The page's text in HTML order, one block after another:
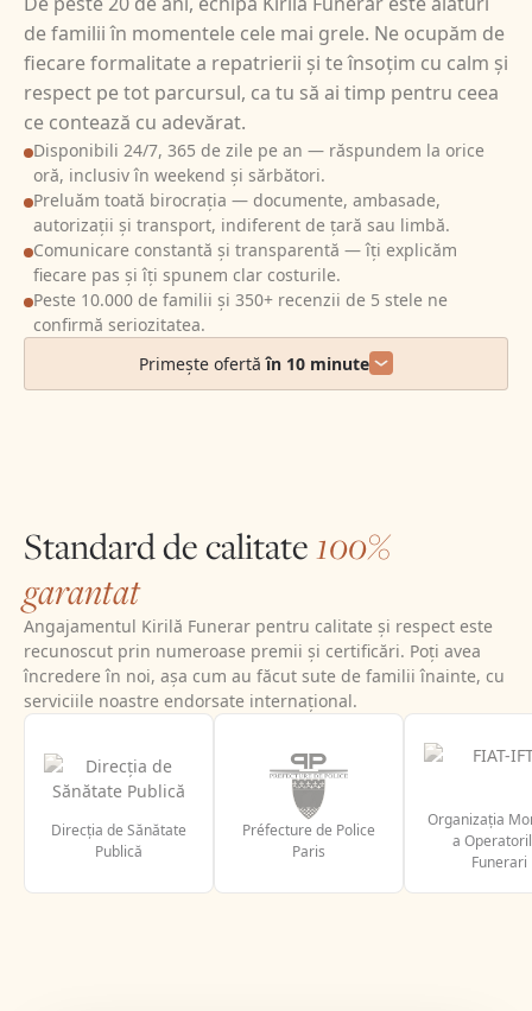
de familii în momentele cele mai grele. Ne ocupăm de
fiecare formalitate a repatrierii și te însoțim cu calm și
respect pe tot parcursul, ca tu să ai timp pentru ceea
ce contează cu adevărat.
Disponibili 24/7, 365 de zile pe an — răspundem la orice
oră, inclusiv în weekend și sărbători.
Preluăm toată birocrația — documente, ambasade,
autorizații și transport, indiferent de țară sau limbă.
Comunicare constantă și transparentă — îți explicăm
fiecare pas și îți spunem clar costurile.
Peste 10.000 de familii și 350+ recenzii de 5 stele ne
confirmă seriozitatea.
Primește ofertăîn 10 minute
Standard de calitate100%
garantat
Angajamentul Kirilă Funerar pentru calitate și respect este
recunoscut prin numeroase premii și certificări. Poți avea
încredere în noi, așa cum au făcut sute de familii înainte, cu
serviciile noastre endorsate internațional.
Direcția de Sănătate
Publică
Préfecture de Police
Paris
Organizația
a
Funerari